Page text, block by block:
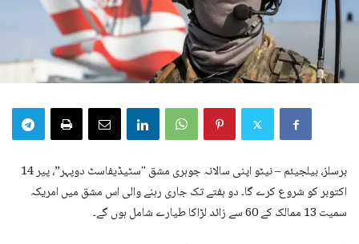
برسلز، بیلجیئم – نیٹو اپنی سالانہ جوہری مشق "سٹیڈیفاسٹ دوپہر”، پیر 14
اکتوبر کو شروع کرے گا۔ دو ہفتے تک جاری رہنے والی اس مشق میں امریکہ
سمیت 13 ممالک کے 60 سے زائد لڑاکا طیارے شامل ہوں گے۔